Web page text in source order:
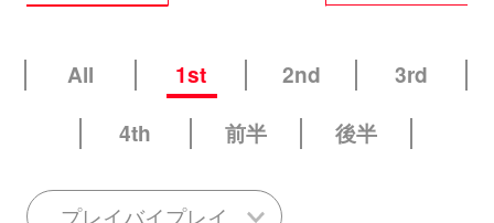
All 1st 2nd
3rd
4th
前半 後半
プレイバイプレイ